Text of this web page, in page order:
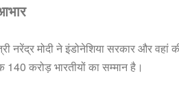
नरेंद्र मोदी ने इंडोनेशिया सरकार और
140 करोड़ भारतीयों का सम्मान है।